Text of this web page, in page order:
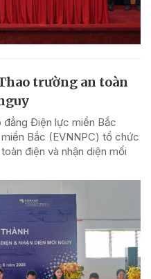
trường an toàn
đẳng Điện lực miền Bắc
Bắc (EVNNPC) tổ chức
điện và nhận diện mối